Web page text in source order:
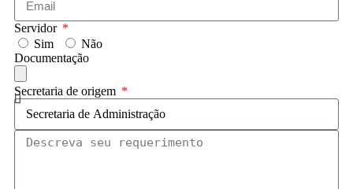
Servidor
Sim
Não
Documentação
Secretaria de origem